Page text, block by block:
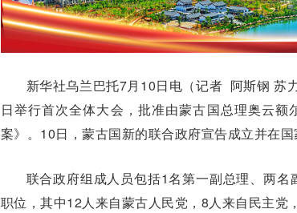
新华社乌兰巴托7月10日电（记者 阿斯钢 苏
日举行首次全体大会，批准由蒙古国总理奥云
案》。10日，蒙古国新的联合政府宣告成立并在国
联合政府组成人员包括1名第一副总理、两
职位，其中12人来自蒙古人民党，8人来自民主党